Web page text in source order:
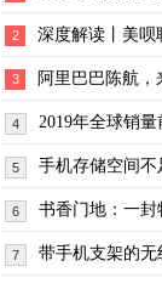
2 深度解读丨美呗
3 阿里巴巴陈航
4 2019年全球销
5 手机存储空间
6 书香门地：一
7 带手机支架的无